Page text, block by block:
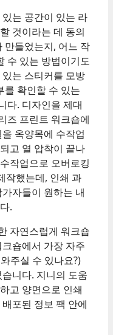
는 공간이 있는 라
것이라는 데 동의
만들었는지, 어느 작
수 있는 방법이기도
는 스티커를 모방
를 확인할 수 있는
다. 디자인을 제대
즈 프린트 워크숍에
옥양목에 수작업
고 열 압착이 끝나
작업으로 오버로킹
작했는데, 인쇄 과
자들이 원하는 내
.
자연스럽게 워크숍
숍에서 가장 자주
주실 수 있나요?)
니다. 지니의 도움
고 양면으로 인쇄
포된 정보 팩 안에